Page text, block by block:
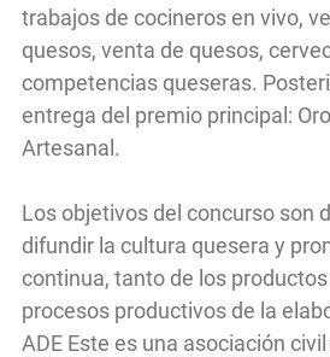
trabajos de cocineros en vivo,
quesos, venta de quesos,
competencias queseras.
entrega del premio principal:
Artesanal.
Los objetivos del concurso son
difundir la cultura quesera y
continua, tanto de los
procesos productivos de la
ADE Este es una asociación